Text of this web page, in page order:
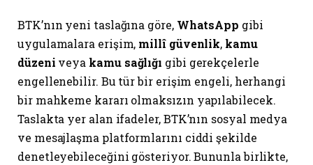
BTK’nın yeni taslağına göre, WhatsApp gibi
uygulamalara erişim, millî güvenlik, kamu
düzeni veya kamu sağlığı gibi gerekçelerle
engellenebilir. Bu tür bir erişim engeli, herhangi
bir mahkeme kararı olmaksızın yapılabilecek.
Taslakta yer alan ifadeler, BTK’nın sosyal medya
ve mesajlaşma platformlarını ciddi şekilde
denetleyebileceğini gösteriyor. Bununla birlikte,